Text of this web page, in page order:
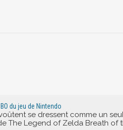
du jeu de Nintendo
se dressent comme un
The Legend of Zelda Breath of